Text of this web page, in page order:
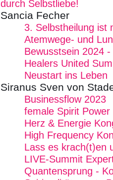
durch Selbstliebe!
Sancia Fecher
3. Selbstheilung ist
Atemwege- und
Bewusstsein 2024
Healers United
Neustart ins Leben
Siranus Sven von
Businessflow 2023
female Spirit
Herz & Energie
High Frequency
Lass es krach(t)en
LIVE-Summit
Quantensprung -